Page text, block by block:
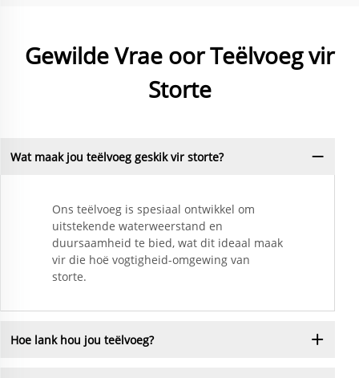
Gewilde Vrae oor Teëlvoeg vir
Storte
Wat maak jou teëlvoeg geskik vir storte?
Ons teëlvoeg is spesiaal ontwikkel om
uitstekende waterweerstand en
duursaamheid te bied, wat dit ideaal maak
vir die hoë vogtigheid-omgewing van
storte.
Hoe lank hou jou teëlvoeg?